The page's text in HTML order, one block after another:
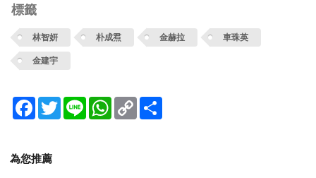
標籤
林智妍 朴成焄 金赫拉 車珠英
金建宇
Facebook
TwitterLine WhatsApp
Copy
Link
為您推薦